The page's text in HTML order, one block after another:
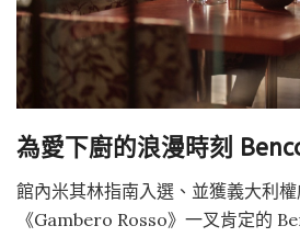
為愛下廚的浪漫時刻
館內米其林指南入選、並獲義大利
《Gambero Rosso》一叉肯定的